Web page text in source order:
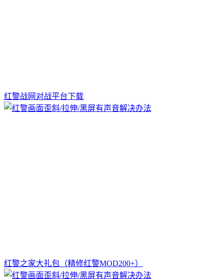
红警战网对战平台下载
红警之家大礼包（精修红警MOD200+）